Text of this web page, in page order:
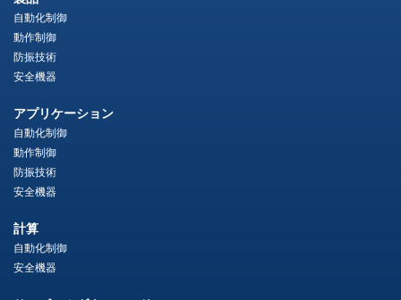
自動化制御
動作制御
防振技術
安全機器
アプリケーション
自動化制御
動作制御
防振技術
安全機器
計算
自動化制御
安全機器